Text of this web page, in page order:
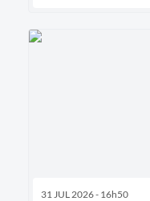
31 JUL 2026 - 16h50